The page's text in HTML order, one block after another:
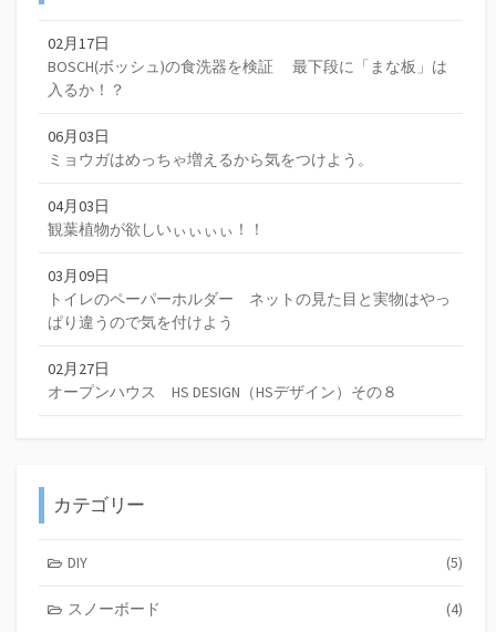
02月17日
BOSCH(ボッシュ)の食洗器を検証 最下段に「まな板」は
入るか！？
06月03日
ミョウガはめっちゃ増えるから気をつけよう。
04月03日
観葉植物が欲しいぃぃぃぃ！！
03月09日
トイレのペーパーホルダー ネットの見た目と実物はやっ
ぱり違うので気を付けよう
02月27日
オープンハウス HS DESIGN（HSデザイン）その８
カテゴリー
DIY (5)
スノーボード (4)